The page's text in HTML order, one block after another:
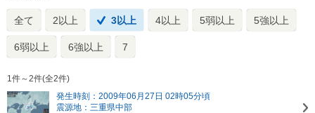
全て 2以上 3以上 4以上 5弱以上 5強以上
6弱以上 6強以上 7
1件～2件(全2件)
発生時刻：2009年06月27日 02時05分頃
震源地：三重県中部